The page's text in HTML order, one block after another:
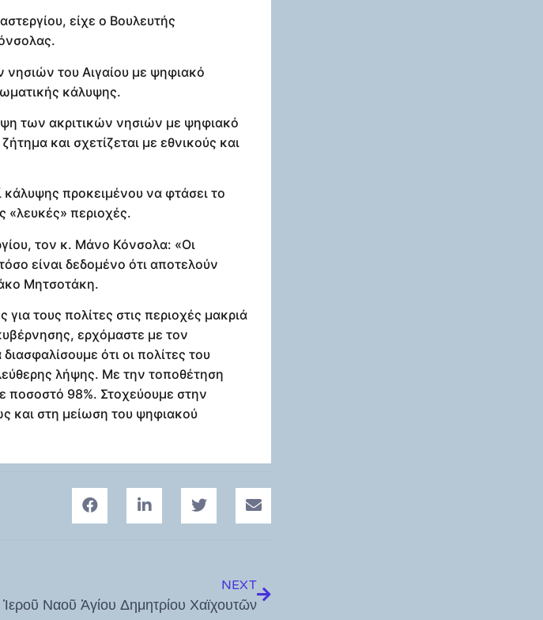
είχε ο Βουλευτής
του Αιγαίου με ψηφιακό
κάλυψης.
των ακριτικών νησιών με ψηφιακό
και σχετίζεται με εθνικούς και
προκειμένου να φτάσει το
περιοχές.
τον κ. Μάνο Κόνσολα: «Οι
είναι δεδομένο ότι αποτελούν
Μητσοτάκη.
τους πολίτες στις περιοχές μακριά
ερχόμαστε με τον
ότι οι πολίτες του
λήψης. Με την τοποθέτηση
ποσοστό 98%. Στοχεύουμε στην
και στη μείωση του ψηφιακού
NEXT
Ναοῦ Ἁγίου Δημητρίου Χαϊχουτῶν